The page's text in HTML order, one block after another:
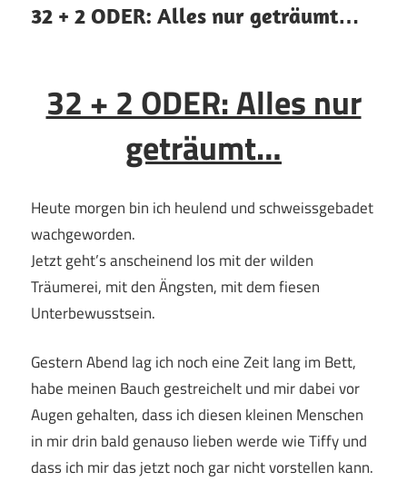
32 + 2 ODER: Alles nur geträumt…
32 + 2 ODER: Alles nur
geträumt…
Heute morgen bin ich heulend und schweissgebadet
wachgeworden.
Jetzt geht’s anscheinend los mit der wilden
Träumerei, mit den Ängsten, mit dem fiesen
Unterbewusstsein.
Gestern Abend lag ich noch eine Zeit lang im Bett,
habe meinen Bauch gestreichelt und mir dabei vor
Augen gehalten, dass ich diesen kleinen Menschen
in mir drin bald genauso lieben werde wie Tiffy und
dass ich mir das jetzt noch gar nicht vorstellen kann.